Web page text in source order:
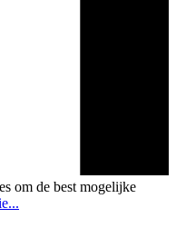
om de best mogelijke